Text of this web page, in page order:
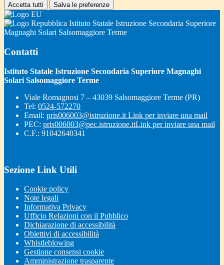
Accetta tutti Salva le preferenze
Istituto Statale Istruzione Secondaria Superiore
Magnaghi Solari Salsomaggiore Terme
Contatti
Istituto Statale Istruzione Secondaria Superiore Magnaghi
Solari Salsomaggiore Terme
Viale Romagnosi 7 – 43039 Salsomaggiore Terme (PR)
Tel: 0524-572270
Email: pris006003@istruzione.it Link per inviare una mail
PEC: pris006003@pec.istruzione.itLink per inviare una mail
C.F.: 91042640341
Sezione Link Utili
Cookie policy
Note legali
Informativa Privacy
Ufficio Relazioni con il Pubblico
Dichiarazione di accessibilità
Obiettivi di accessibilità
Whistleblowing
Gestione consensi cookie
Amministrazione trasparente